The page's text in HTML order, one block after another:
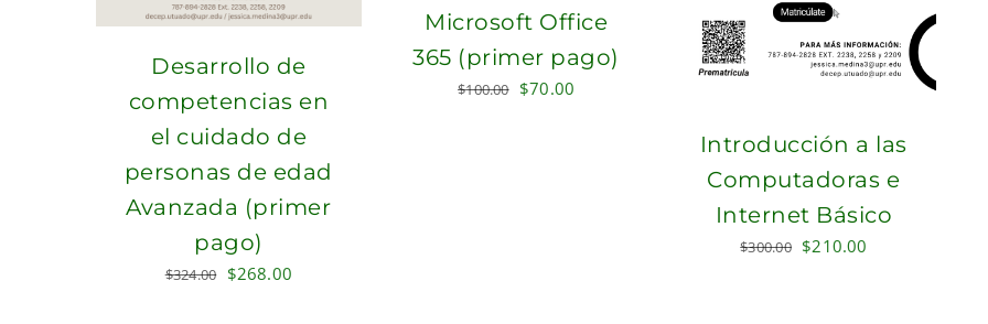
Desarrollo de
competencias en
el cuidado de
personas de edad
Avanzada (primer
pago)
$324.00 Original
$268.00
Microsoft Office
365 (primer pago)
$100.00 Original
$70.00
Introducción a las
Computadoras e
Internet Básico
$300.00 Original
$210.00